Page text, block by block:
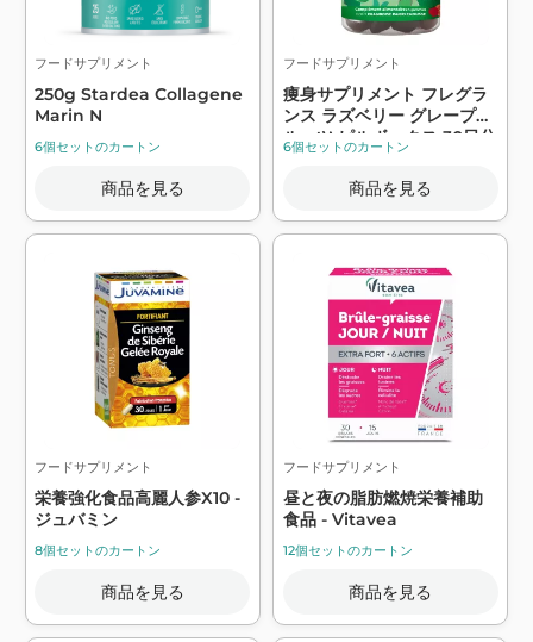
フードサプリメント
250g Stardea Collagene
Marin N
6個セットのカートン
商品を見る
フードサプリメント
痩身サプリメント フレグラ
ンス ラズベリー グレープフ
ルーツ ピルボックス 30日分
180g - ZOHI
6個セットのカートン
商品を見る
フードサプリメント
栄養強化食品高麗人参X10 -
ジュバミン
8個セットのカートン
商品を見る
フードサプリメント
昼と夜の脂肪燃焼栄養補助
食品 - Vitavea
12個セットのカートン
商品を見る